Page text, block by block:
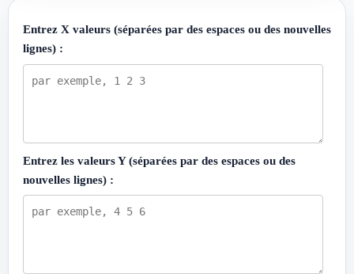
Entrez X valeurs (séparées par des espaces ou des nouvelles
lignes) :
Entrez les valeurs Y (séparées par des espaces ou des
nouvelles lignes) :